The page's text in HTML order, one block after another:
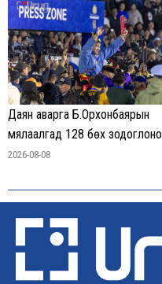
Даян аварга Б.Орхонбаярын
мялаалгад 128 бөх зодоглоно
2026-08-08